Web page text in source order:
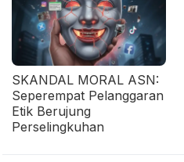
SKANDAL MORAL ASN:
Seperempat Pelanggaran
Etik Berujung
Perselingkuhan